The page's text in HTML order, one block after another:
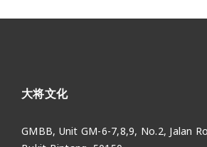
大将文化
GMBB, Unit GM-6-7,8,9, No.2, Jalan